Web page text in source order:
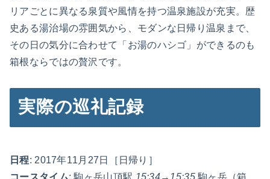
リアごとに異なる泉質や風情を持つ温泉施設が充実。歴
史ある湯治場の雰囲気から、モダンな日帰り温泉まで、
その日の気分に合わせて「お湯のハシゴ」ができるのも
箱根ならではの贅沢です。
実際の巡礼記録
日程: 2017年11月27日［日帰り］